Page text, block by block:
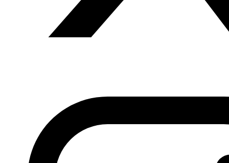
Fundación Al Fanar acerca la realidad social, política y
cultural del mundo árabe a través de publicaciones,
proyectos, análisis y actividades.